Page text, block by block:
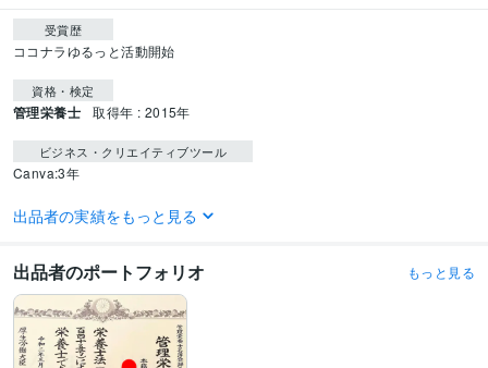
受賞歴
ココナラゆるっと活動開始
資格・検定
管理栄養士 取得年 : 2015年
ビジネス・クリエイティブツール
Canva:3年
得意分野
学歴
女子栄養大学 2012年3月 ~ 2016年2月
語学力
英語 日常会話レベル
出品者の実績をもっと見る
出品者のポートフォリオ もっと見る